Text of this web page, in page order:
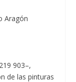
Aragón
903–,
de las pinturas